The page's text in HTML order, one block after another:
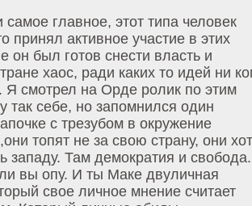
самое главное, этот типа человек
принял активное участие в этих
он был готов снести власть и
хаос, ради каких то идей ни
Я смотрел на Орде ролик по этим
так себе, но запомнился один
с трезубом в окружение
топят не за свою страну, они
западу. Там демократия и свобода.
вы опу. И ты Маке двуличная
свое личное мнение считает